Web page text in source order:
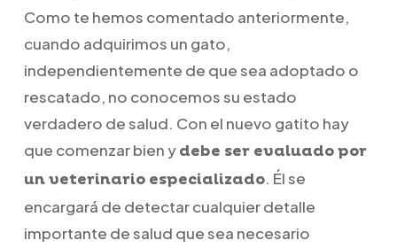
Como te hemos comentado anteriormente,
cuando adquirimos un gato,
independientemente de que sea adoptado o
rescatado, no conocemos su estado
verdadero de salud. Con el nuevo gatito hay
que comenzar bien ydebe ser evaluado por
un veterinario especializado. Él se
encargará de detectar cualquier detalle
importante de salud que sea necesario